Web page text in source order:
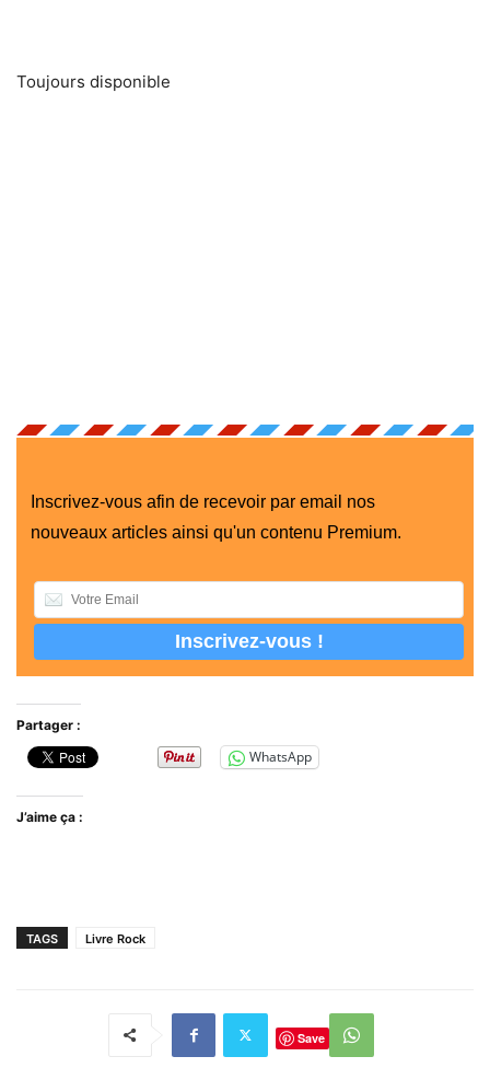
Toujours disponible
Inscrivez-vous afin de recevoir par email nos
nouveaux articles ainsi qu'un contenu Premium.
Partager :
WhatsApp
J’aime ça :
TAGS Livre Rock
Save